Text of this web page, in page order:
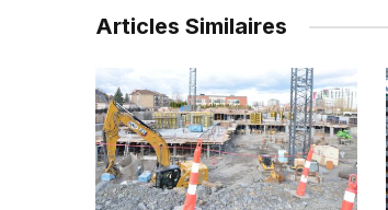
Articles Similaires